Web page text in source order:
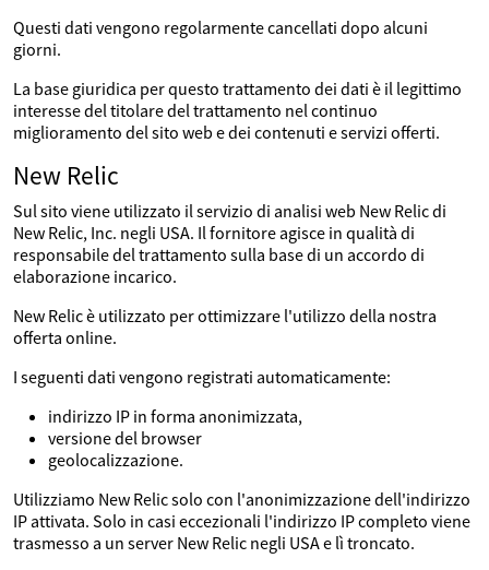
Questi dati vengono regolarmente cancellati dopo alcuni
giorni.
La base giuridica per questo trattamento dei dati è il legittimo
interesse del titolare del trattamento nel continuo
miglioramento del sito web e dei contenuti e servizi offerti.
New Relic
Sul sito viene utilizzato il servizio di analisi web New Relic di
New Relic, Inc. negli USA. Il fornitore agisce in qualità di
responsabile del trattamento sulla base di un accordo di
elaborazione incarico.
New Relic è utilizzato per ottimizzare l'utilizzo della nostra
offerta online.
I seguenti dati vengono registrati automaticamente:
indirizzo IP in forma anonimizzata,
versione del browser
geolocalizzazione.
Utilizziamo New Relic solo con l'anonimizzazione dell'indirizzo
IP attivata. Solo in casi eccezionali l'indirizzo IP completo viene
trasmesso a un server New Relic negli USA e lì troncato.